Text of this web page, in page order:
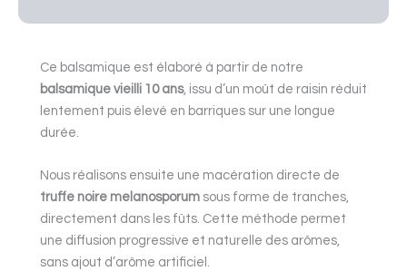
Ce balsamique est élaboré à partir de notre
balsamique vieilli 10 ans, issu d’un moût de raisin réduit
lentement puis élevé en barriques sur une longue
durée.
Nous réalisons ensuite une macération directe de
truffe noire melanosporum sous forme de tranches,
directement dans les fûts. Cette méthode permet
une diffusion progressive et naturelle des arômes,
sans ajout d’arôme artificiel.